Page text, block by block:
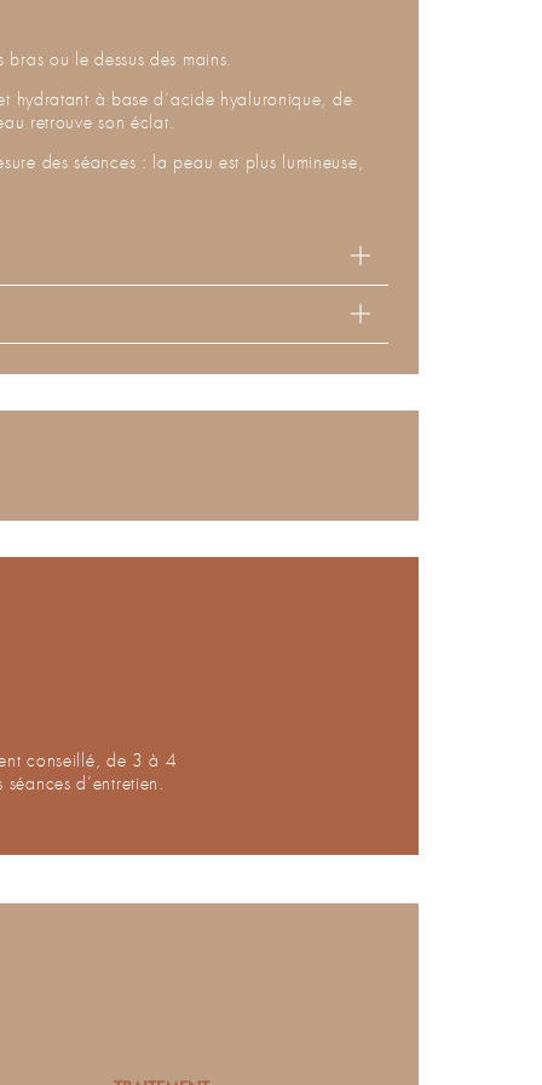
ou le dessus des mains.
hydratant à base d’acide hyaluronique, de
retrouve son éclat.
des séances : la peau est plus lumineuse,
conseillé, de 3 à 4
d’entretien.